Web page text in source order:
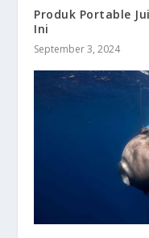
Produk Portable
Ini
September 3, 2024